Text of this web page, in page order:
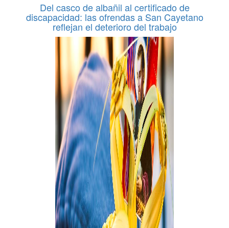
Del casco de albañil al certificado de
discapacidad: las ofrendas a San Cayetano
reflejan el deterioro del trabajo